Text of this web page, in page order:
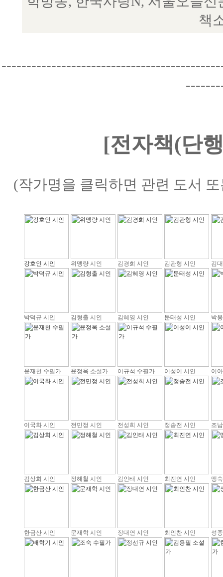
책
[전자책(단
(작가명을 클릭하면 관련 도서
강호인 시인 위맹량 시인 김경희 시인 김관형 시인 김
박덕규 시인 김형출 시인 김혜영 시인 문태성 시인 박
윤재천 수필가 윤정옥 소설가 이규석 수필가 이성이 시인 이
이국화 시인 전민정 시인 전성희 시인 정송전 시인 조
김상희 시인 정해철 시인 김인태 시인 최진연 시인 맹
한금산 시인 문재학 시인 장대연 시인 최인찬 시인 성